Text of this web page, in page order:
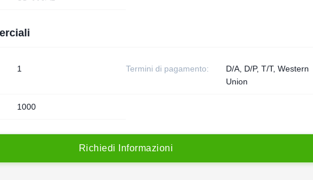
1 Termini di pagamento:
D/A, D/P, T/T, Western
Union
1000
Richiedi nformazioni